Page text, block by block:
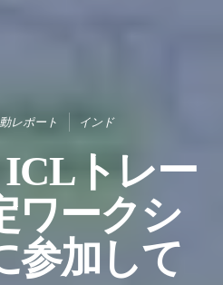
レポート インド
トレー
ワークシ
参加して